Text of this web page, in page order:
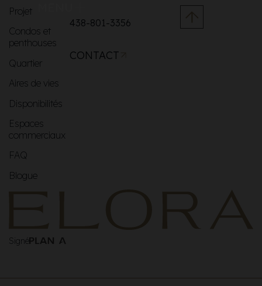
Projet
Condos et
penthouses
Quartier
Aires de vies
Disponibilités
Espaces
commerciaux
FAQ
Blogue
438-801-3356
CONTACT
Signé